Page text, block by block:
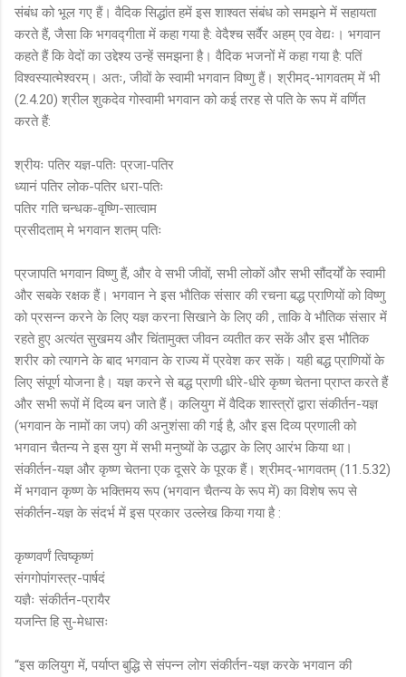
संबंध को भूल गए हैं। वैदिक सिद्धांत हमें इस शाश्वत संबंध को समझने में सहायता
करते हैं, जैसा कि भगवद्गीता में कहा गया है: वेदैश्च सर्वैर अहम् एव वेद्यः। भगवान
कहते हैं कि वेदों का उद्देश्य उन्हें समझना है। वैदिक भजनों में कहा गया है: पतिं
विश्वस्यात्मेश्वरम्। अतः, जीवों के स्वामी भगवान विष्णु हैं। श्रीमद्-भागवतम् में भी
(2.4.20) श्रील शुकदेव गोस्वामी भगवान को कई तरह से पति के रूप में वर्णित
करते हैं:
श्रीयः पतिर यज्ञ-पतिः प्रजा-पतिर
ध्यानं पतिर लोक-पतिर धरा-पतिः
पतिर गति चन्धक-वृष्णि-सात्वाम
प्रसीदताम् मे भगवान शतम् पतिः
प्रजापति भगवान विष्णु हैं, और वे सभी जीवों, सभी लोकों और सभी सौंदर्यों के स्वामी
और सबके रक्षक हैं। भगवान ने इस भौतिक संसार की रचना बद्ध प्राणियों को विष्णु
को प्रसन्न करने के लिए यज्ञ करना सिखाने के लिए की , ताकि वे भौतिक संसार में
रहते हुए अत्यंत सुखमय और चिंतामुक्त जीवन व्यतीत कर सकें और इस भौतिक
शरीर को त्यागने के बाद भगवान के राज्य में प्रवेश कर सकें। यही बद्ध प्राणियों के
लिए संपूर्ण योजना है। यज्ञ करने से बद्ध प्राणी धीरे-धीरे कृष्ण चेतना प्राप्त करते हैं
और सभी रूपों में दिव्य बन जाते हैं। कलियुग में वैदिक शास्त्रों द्वारा संकीर्तन-यज्ञ
(भगवान के नामों का जप) की अनुशंसा की गई है, और इस दिव्य प्रणाली को
भगवान चैतन्य ने इस युग में सभी मनुष्यों के उद्धार के लिए आरंभ किया था।
संकीर्तन-यज्ञ और कृष्ण चेतना एक दूसरे के पूरक हैं। श्रीमद्-भागवतम् (11.5.32)
में भगवान कृष्ण के भक्तिमय रूप (भगवान चैतन्य के रूप में) का विशेष रूप से
संकीर्तन-यज्ञ के संदर्भ में इस प्रकार उल्लेख किया गया है :
कृष्णवर्णं त्विष्कृष्णं
संगगोपांगस्त्र-पार्षदं
यज्ञैः संकीर्तन-प्रायैर
यजन्ति हि सु-मेधासः
“इस कलियुग में, पर्याप्त बुद्धि से संपन्न लोग संकीर्तन-यज्ञ करके भगवान की